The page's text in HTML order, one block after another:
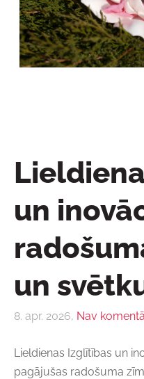
un
un
8. apr. 2026, Nav
Lieldienas Izglītības un
pagājušas radošuma